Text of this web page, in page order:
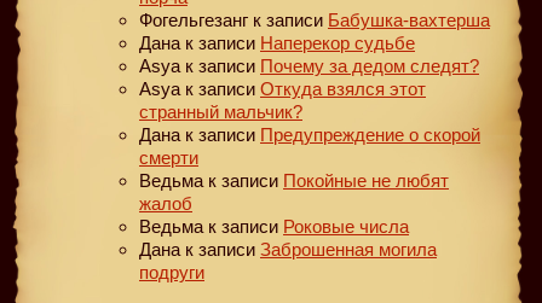
Фогельгезанг к записи Бабушка-вахтерша
Дана к записи Наперекор судьбе
Asya к записи Почему за дедом следят?
Asya к записи Откуда взялся этот
странный мальчик?
Дана к записи Предупреждение о скорой
смерти
Ведьма к записи Покойные не любят
жалоб
Ведьма к записи Роковые числа
Дана к записи Заброшенная могила
подруги